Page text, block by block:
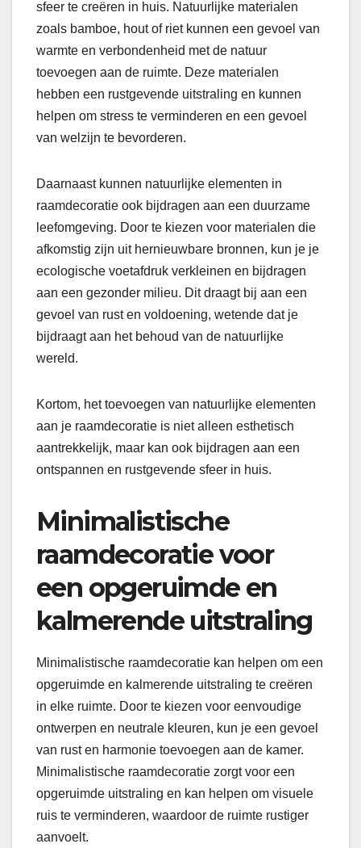
sfeer te creëren in huis. Natuurlijke materialen
zoals bamboe, hout of riet kunnen een gevoel van
warmte en verbondenheid met de natuur
toevoegen aan de ruimte. Deze materialen
hebben een rustgevende uitstraling en kunnen
helpen om stress te verminderen en een gevoel
van welzijn te bevorderen.
Daarnaast kunnen natuurlijke elementen in
raamdecoratie ook bijdragen aan een duurzame
leefomgeving. Door te kiezen voor materialen die
afkomstig zijn uit hernieuwbare bronnen, kun je je
ecologische voetafdruk verkleinen en bijdragen
aan een gezonder milieu. Dit draagt bij aan een
gevoel van rust en voldoening, wetende dat je
bijdraagt aan het behoud van de natuurlijke
wereld.
Kortom, het toevoegen van natuurlijke elementen
aan je raamdecoratie is niet alleen esthetisch
aantrekkelijk, maar kan ook bijdragen aan een
ontspannen en rustgevende sfeer in huis.
Minimalistische
raamdecoratie voor
een opgeruimde en
kalmerende uitstraling
Minimalistische raamdecoratie kan helpen om een
opgeruimde en kalmerende uitstraling te creëren
in elke ruimte. Door te kiezen voor eenvoudige
ontwerpen en neutrale kleuren, kun je een gevoel
van rust en harmonie toevoegen aan de kamer.
Minimalistische raamdecoratie zorgt voor een
opgeruimde uitstraling en kan helpen om visuele
ruis te verminderen, waardoor de ruimte rustiger
aanvoelt.